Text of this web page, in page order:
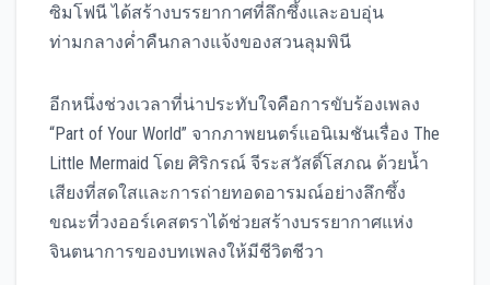
ซิมโฟนี ได้สร้างบรรยากาศที่ลึกซึ้งและอบอุ่น
ท่ามกลางค่ำคืนกลางแจ้งของสวนลุมพินี
อีกหนึ่งช่วงเวลาที่น่าประทับใจคือการขับร้องเพลง
“Part of Your World” จากภาพยนตร์แอนิเมชันเรื่อง The
Little Mermaid โดย ศิริกรณ์ จีระสวัสดิ์โสภณ ด้วยน้ำ
เสียงที่สดใสและการถ่ายทอดอารมณ์อย่างลึกซึ้ง
ขณะที่วงออร์เคสตราได้ช่วยสร้างบรรยากาศแห่ง
จินตนาการของบทเพลงให้มีชีวิตชีวา